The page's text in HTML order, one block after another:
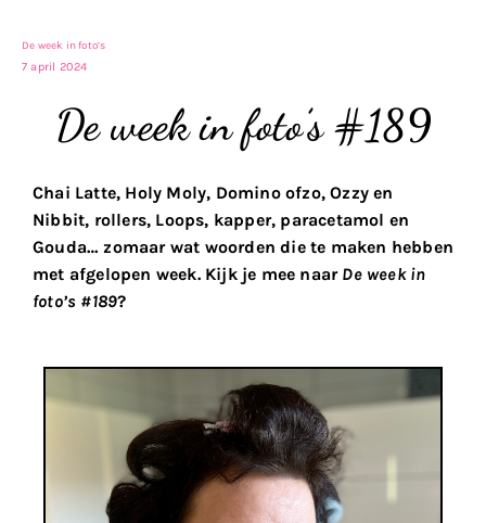
De week in foto’s
7 april 2024
De week in foto’s #189
Chai Latte, Holy Moly, Domino ofzo, Ozzy en
Nibbit, rollers, Loops, kapper, paracetamol en
Gouda… zomaar wat woorden die te maken hebben
met afgelopen week. Kijk je mee naar De week in
foto’s #189?